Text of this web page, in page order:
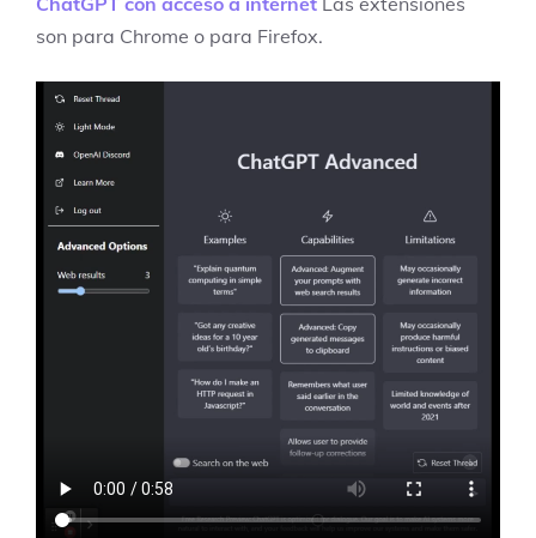
son para Chrome o para Firefox.